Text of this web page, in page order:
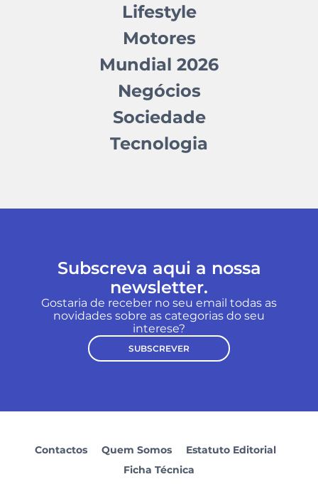
Lifestyle
Motores
Mundial 2026
Negócios
Sociedade
Tecnologia
Subscreva aqui a nossa
newsletter.
Gostaria de receber no seu email todas as
novidades sobre as categorias do seu
interese?
SUBSCREVER
Contactos Quem Somos
Estatuto Editorial
Ficha Técnica